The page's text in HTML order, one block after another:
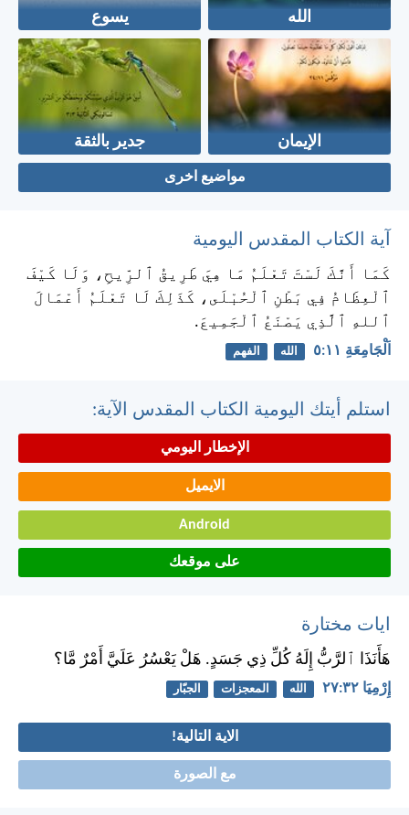
الله يسوع
الإيمان جدير بالثقة
مواضيع اخرى
آية الكتاب المقدس اليومية
كَمَا أَنَّكَ لَسْتَ تَعْلَمُ مَا هِيَ طَرِيقُ ٱلرِّيحِ، وَلَا كَيْفَ
ٱلْعِظَامُ فِي بَطْنِ ٱلْحُبْلَى، كَذَلِكَ لَا تَعْلَمُ أَعْمَالَ
ٱللهِ ٱلَّذِي يَصْنَعُ ٱلْجَمِيعَ.
اَلْجَامِعَةِ ١١:‏٥ الله الفهم
استلم أيتك اليومية الكتاب المقدس الآية:
الإخطار اليومي
الايميل
Android
على موقعك
ايات مختارة
هَأَنَذَا ٱلرَّبُّ إِلَهُ كُلِّ ذِي جَسَدٍ. هَلْ يَعْسُرُ عَلَيَّ أَمْرٌ مَّا؟
إِرْمِيَا ٣٢:‏٢٧ الله المعجزات الجبّار
الاية التالية!
مع الصورة